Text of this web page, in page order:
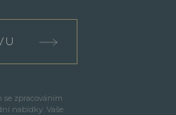
se zpracováním
nabídky. Vaše